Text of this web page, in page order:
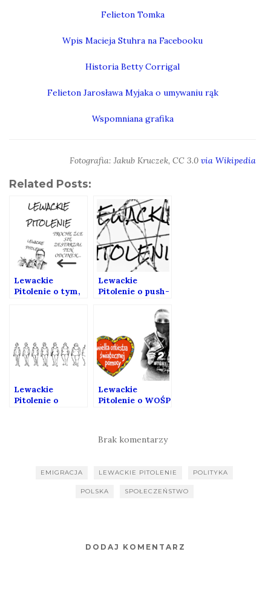
Felieton Tomka
Wpis Macieja Stuhra na Facebooku
Historia Betty Corrigal
Felieton Jarosława Myjaka o umywaniu rąk
Wspomniana grafika
Fotografia: Jakub Kruczek, CC 3.0 via Wikipedia
Related Posts:
Lewackie
Pitolenie o tym,
Lewackie
Pitolenie o push-
Lewackie
Pitolenie o
Lewackie
Pitolenie o WOŚP
Brak komentarzy
EMIGRACJA LEWACKIE PITOLENIE POLITYKA
POLSKA SPOŁECZEŃSTWO
DODAJ KOMENTARZ